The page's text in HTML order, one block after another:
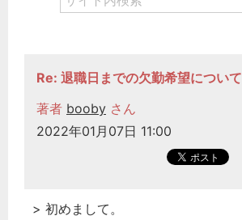
Re: 退職日までの欠勤希望について
著者 booby さん
2022年01月07日 11:00
> 初めまして。